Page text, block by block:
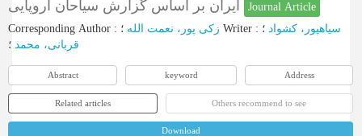
Journal Article
Corresponding Author : زکی پور، نعمت الله Writer : سیاهپور، کشواد ؛
قربانی، محمد ؛
Abstract keyword Address
Related articles Others recommend to see
Download